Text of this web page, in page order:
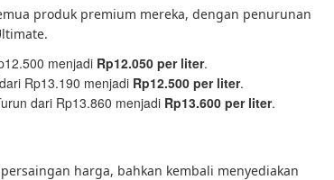
produk premium mereka, dengan penurunan
menjadi Rp12.050 per liter.
Rp13.190 menjadi Rp12.500 per liter.
dari Rp13.860 menjadi Rp13.600 per liter.
harga, bahkan kembali menyediakan